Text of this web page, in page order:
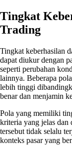
Tingkat
Trading
Tingkat keberhasilan
dapat diukur dengan
seperti perubahan
lainnya. Beberapa
lebih tinggi
benar dan menjamin
Pola yang memiliki
kriteria yang jelas dan
tersebut tidak selalu
konteks pasar yang